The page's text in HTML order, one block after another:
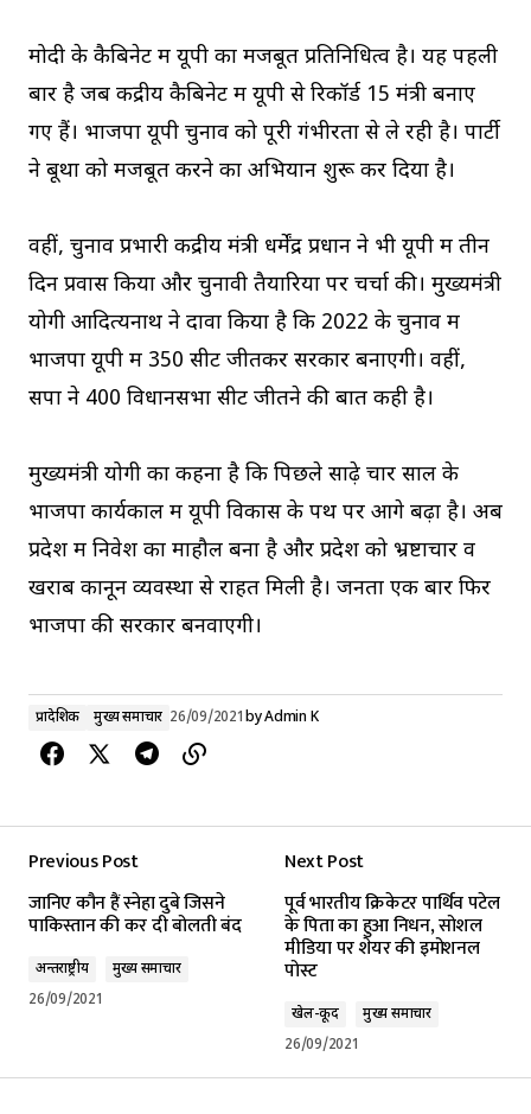
मोदी के कैबिनेट में यूपी का मजबूत प्रतिनिधित्व है। यह पहली
बार है जब केंद्रीय कैबिनेट में यूपी से रिकॉर्ड 15 मंत्री बनाए
गए हैं। भाजपा यूपी चुनाव को पूरी गंभीरता से ले रही है। पार्टी
ने बूथों को मजबूत करने का अभियान शुरू कर दिया है।
वहीं, चुनाव प्रभारी केंद्रीय मंत्री धर्मेंद्र प्रधान ने भी यूपी में तीन
दिन प्रवास किया और चुनावी तैयारियों पर चर्चा की। मुख्यमंत्री
योगी आदित्यनाथ ने दावा किया है कि 2022 के चुनाव में
भाजपा यूपी में 350 सीटें जीतकर सरकार बनाएगी। वहीं,
सपा ने 400 विधानसभा सीटें जीतने की बात कही है।
मुख्यमंत्री योगी का कहना है कि पिछले साढ़े चार साल के
भाजपा कार्यकाल में यूपी विकास के पथ पर आगे बढ़ा है। अब
प्रदेश में निवेश का माहौल बना है और प्रदेश को भ्रष्टाचार व
खराब कानून व्यवस्था से राहत मिली है। जनता एक बार फिर
भाजपा की सरकार बनवाएगी।
प्रादेशिक मुख्य समाचार 26/09/2021byAdmin K
Previous Post
जानिए कौन हैं स्नेहा दुबे जिसने
पाकिस्तान की कर दी बोलती बंद
अन्तर्राष्ट्रीय
मुख्य समाचार
26/09/2021
Next Post
पूर्व भारतीय क्रिकेटर पार्थिव पटेल
के पिता का हुआ निधन, सोशल
मीडिया पर शेयर की इमोशनल
पोस्ट
खेल-कूद
मुख्य समाचार
26/09/2021